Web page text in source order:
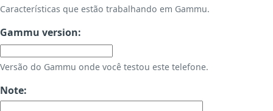
Características que estão trabalhando em Gammu.
Gammu version:
Versão do Gammu onde você testou este telefone.
Note: